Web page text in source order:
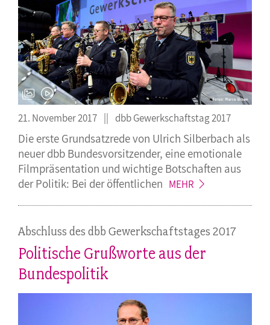
21. November 2017 dbb Gewerkschaftstag 2017
Die erste Grundsatzrede von Ulrich Silberbach als
neuer dbb Bundesvorsitzender, eine emotionale
Filmpräsentation und wichtige Botschaften aus
der Politik: Bei deröffentlichen MEHR
Abschluss des dbb Gewerkschaftstages 2017
Politische Grußworte aus der
Bundespolitik